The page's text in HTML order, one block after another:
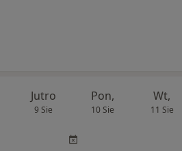
Jutro
9 Sie
Pon,
10 Sie
Wt,
11 Sie